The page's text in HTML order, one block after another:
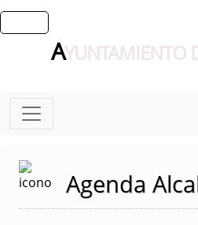
AYUNTAMIENTO
Agenda